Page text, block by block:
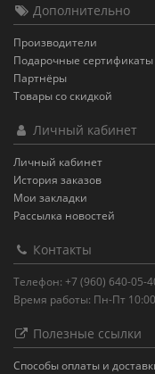
Дополнительно
Производители
Подарочные сертификаты
Партнёры
Товары со скидкой
Личный кабинет
Личный кабинет
История заказов
Мои закладки
Рассылка новостей
Контакты
Телефон: +7 (960) 640-05-
Время работы: Пн-Пт
Полезные ссылки
Способы оплаты и